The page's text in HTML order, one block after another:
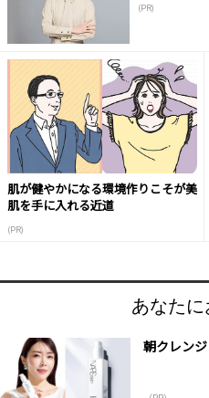
(PR)
肌が健やかになる環境作りこそが美
肌を手に入れる近道
(PR)
あなた
朝クレン